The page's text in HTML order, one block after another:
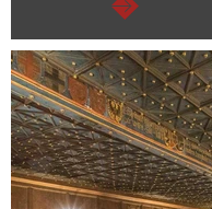
segue